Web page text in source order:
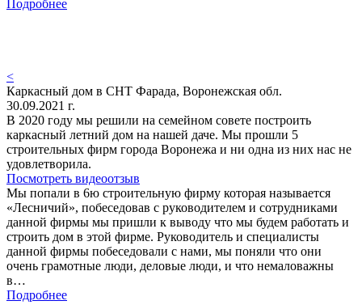
Подробнее
<
Каркасный дом в СНТ Фарада, Воронежская обл.
30.09.2021 г.
В 2020 году мы решили на семейном совете построить
каркасный летний дом на нашей даче. Мы прошли 5
строительных фирм города Воронежа и ни одна из них нас не
удовлетворила.
Посмотреть видеоотзыв
Мы попали в 6ю строительную фирму которая называется
«Лесничий», побеседовав с руководителем и сотрудниками
данной фирмы мы пришли к выводу что мы будем работать и
строить дом в этой фирме. Руководитель и специалисты
данной фирмы побеседовали с нами, мы поняли что они
очень грамотные люди, деловые люди, и что немаловажны
в…
Подробнее